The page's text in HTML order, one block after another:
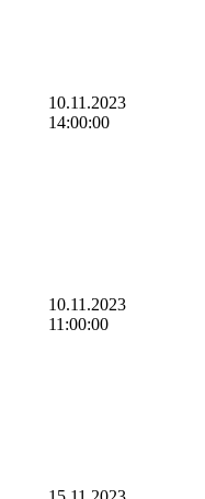
10.11.2023
14:00:00
10.11.2023
11:00:00